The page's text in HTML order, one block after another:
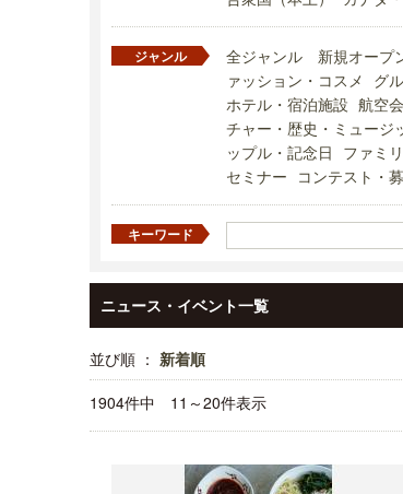
ジャンル 全ジャンル 新規オープ
ァッション・コスメ グ
ホテル・宿泊施設 航空
チャー・歴史・ミュージ
ップル・記念日 ファミ
セミナー コンテスト・
キーワード
ニュース・イベント一覧
並び順 ： 新着順
1904件中 11～20件表示